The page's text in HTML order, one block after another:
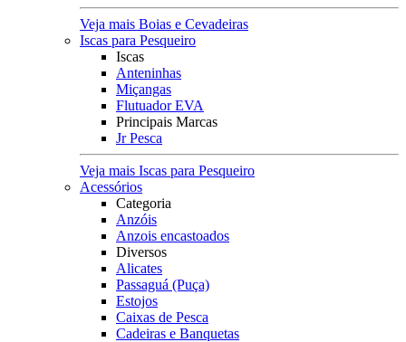
Veja mais Boias e Cevadeiras
Iscas para Pesqueiro
Iscas
Anteninhas
Miçangas
Flutuador EVA
Principais Marcas
Jr Pesca
Veja mais Iscas para Pesqueiro
Acessórios
Categoria
Anzóis
Anzois encastoados
Diversos
Alicates
Passaguá (Puça)
Estojos
Caixas de Pesca
Cadeiras e Banquetas